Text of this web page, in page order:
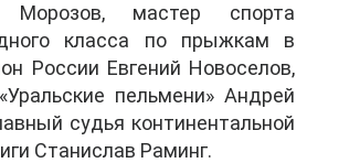
Морозов, мастер спорта
класса по прыжкам в
России Евгений Новоселов,
пельмени» Андрей
судья континентальной
Станислав Раминг.